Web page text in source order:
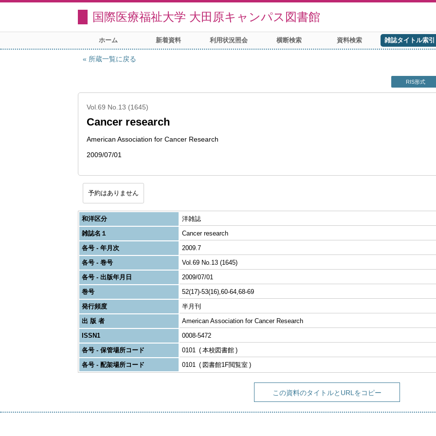
国際医療福祉大学 大田原キャンパス図書館
ホーム 新着資料 利用状況照会 横断検索 資料検索 雑誌タイトル索引
所蔵一覧に戻る
RIS形式
Vol.69 No.13 (1645)
Cancer research
American Association for Cancer Research
2009/07/01
予約はありません
和洋区分
洋雑誌
雑誌名１
Cancer research
各号 - 年月次
2009.7
各号 - 巻号
Vol.69 No.13 (1645)
各号 - 出版年月日
2009/07/01
巻号
52(17)-53(16),60-64,68-69
発行頻度
半月刊
出 版 者
American Association for Cancer Research
ISSN1
0008-5472
各号 - 保管場所コード
0101
本校図書館
各号 - 配架場所コード
0101 図書館1F閲覧室
この資料のタイトルとURLをコピー